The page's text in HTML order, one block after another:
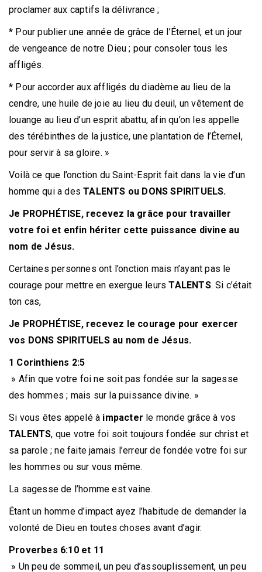
proclamer aux captifs la délivrance ;
* Pour publier une année de grâce de l’Éternel, et un jour
de vengeance de notre Dieu ; pour consoler tous les
affligés.
* Pour accorder aux affligés du diadème au lieu de la
cendre, une huile de joie au lieu du deuil, un vêtement de
louange au lieu d’un esprit abattu, afin qu’on les appelle
des térébinthes de la justice, une plantation de l’Éternel,
pour servir à sa gloire. »
Voilà ce que l’onction du Saint-Esprit fait dans la vie d’un
homme qui a desTALENTS ou DONS SPIRITUELS.
Je PROPHÉTISE, recevez la grâce pour travailler
votre foi et enfin hériter cette puissance divine au
nom de Jésus.
Certaines personnes ont l’onction mais n’ayant pas le
courage pour mettre en exergue leursTALENTS. Si c’était
ton cas,
Je PROPHÉTISE, recevez le courage pour exercer
vos DONS SPIRITUELS au nom de Jésus.
1 Corinthiens 2:5
» Afin que votre foi ne soit pas fondée sur la sagesse
des hommes ; mais sur la puissance divine. »
Si vous êtes appelé à impacter le monde grâce à vos
TALENTS, que votre foi soit toujours fondée sur christ et
sa parole ; ne faite jamais l’erreur de fondée votre foi sur
les hommes ou sur vous même.
La sagesse de l’homme est vaine.
Étant un homme d’impact ayez l’habitude de demander la
volonté de Dieu en toutes choses avant d’agir.
Proverbes 6:10 et 11
» Un peu de sommeil, un peu d’assouplissement, un peu